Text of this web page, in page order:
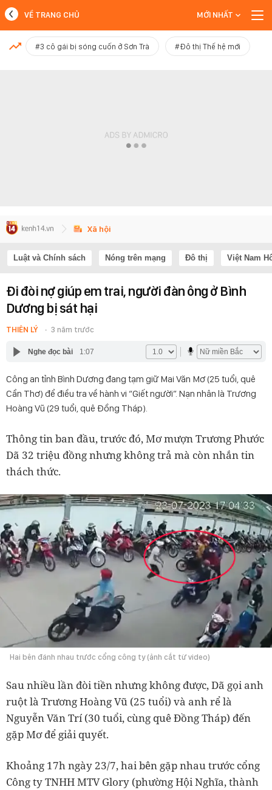
MỚI NHẤT
VỀ TRANG CHỦ MỚI NHẤT
#3 cô gái bị sóng cuốn ở Sơn Trà #Đô thị Thế hệ mới
Xã hội
Luật và Chính sách Nóng trên mạng Đô thị Việt Nam
Đi đòi nợ giúp em trai, người đàn ông ở Bình
Dương bị sát hại
THIÊN LÝ 3 năm trước
Nghe đọc bài 1:07
Công an tỉnh Bình Dương đang tạm giữ Mai Văn Mơ (25 tuổi, quê
Cần Thơ) để điều tra về hành vi “Giết người”. Nạn nhân là Trương
Hoàng Vũ (29 tuổi, quê Đồng Tháp).
Thông tin ban đầu, trước đó, Mơ mượn Trương Phước
Dã 32 triệu đồng nhưng không trả mà còn nhắn tin
thách thức.
Hai bên đánh nhau trước cổng công ty (ảnh cắt từ video)
Sau nhiều lần đòi tiền nhưng không được, Dã gọi anh
ruột là Trương Hoàng Vũ (25 tuổi) và anh rể là
Nguyễn Văn Trí (30 tuổi, cùng quê Đồng Tháp) đến
gặp Mơ để giải quyết.
Khoảng 17h ngày 23/7, hai bên gặp nhau trước cổng
Công ty TNHH MTV Glory (phường Hội Nghĩa, thành